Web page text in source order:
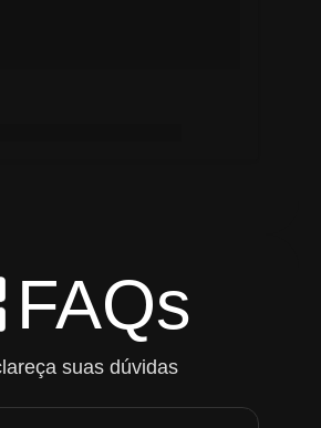
FAQs
suas dúvidas